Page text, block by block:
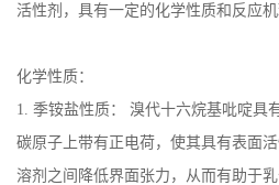
活性剂，具有一定的化学性质和反应机
化学性质：
1. 季铵盐性质： 溴代十六烷基吡啶具
碳原子上带有正电荷，使其具有表面
溶剂之间降低界面张力，从而有助于